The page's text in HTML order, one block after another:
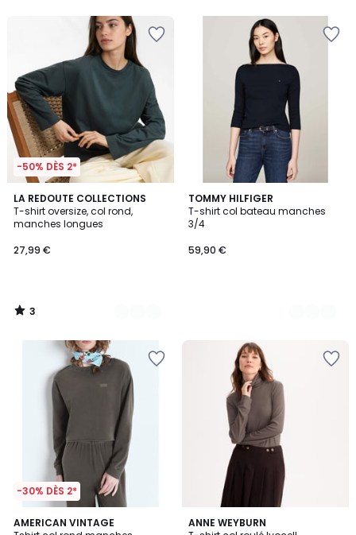
-50% DÈS 2*
LA REDOUTE COLLECTIONS
T-shirt oversize, col rond,
manches longues
27,99 €
3
/
5
3
Couleurs
3
/
TOMMY HILFIGER
T-shirt col bateau manches
3/4
59,90 €
2
Couleurs
-30% DÈS 2*
AMERICAN VINTAGE
5
ANNE WEYBURN
4,6
2